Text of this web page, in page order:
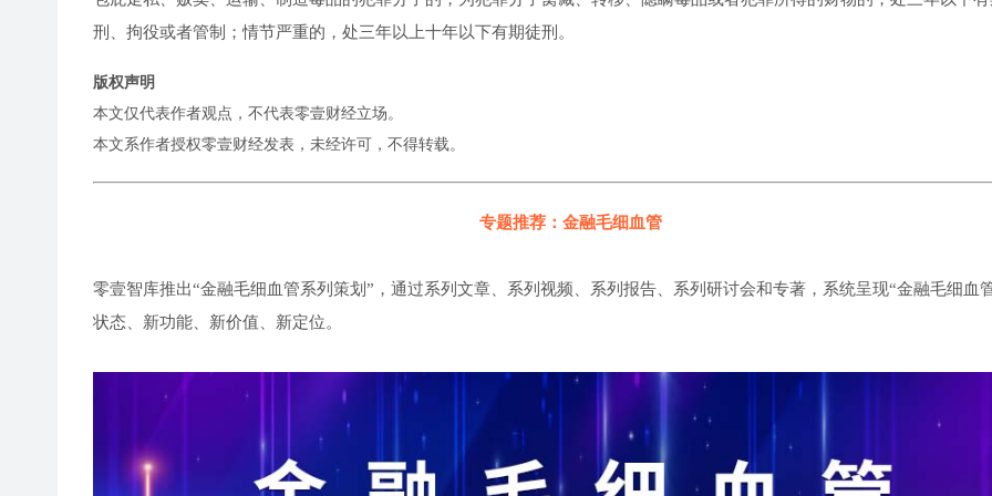
刑、拘役或者管制；情节严重的，处三年以上十年以下有期徒刑。
版权声明
本文仅代表作者观点，不代表零壹财经立场。
本文系作者授权零壹财经发表，未经许可，不得转载。
专题推荐：金融毛细血管
零壹智库推出“金融毛细血管系列策划”，通过系列文章、系列视频、系列报告、系列研讨会和专著，系统呈现“金融毛细血
状态、新功能、新价值、新定位。